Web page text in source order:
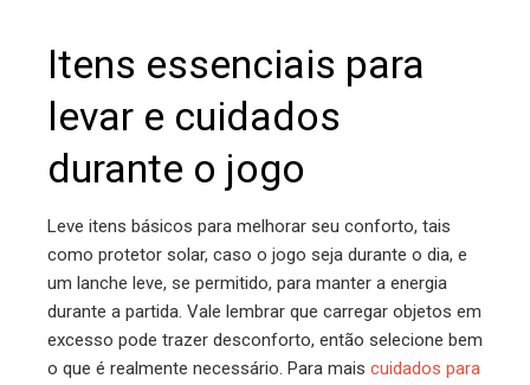
Itens essenciais para
levar e cuidados
durante o jogo
Leve itens básicos para melhorar seu conforto, tais
como protetor solar, caso o jogo seja durante o dia, e
um lanche leve, se permitido, para manter a energia
durante a partida. Vale lembrar que carregar objetos em
excesso pode trazer desconforto, então selecione bem
o que é realmente necessário. Para mais cuidados para